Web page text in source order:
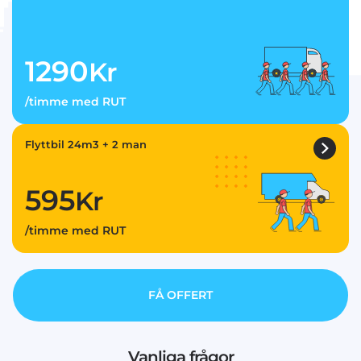
1290Kr
/timme med RUT
Flyttbil 24m3 + 2 man
595Kr
/timme med RUT
FÅ OFFERT
Vanliga frågor